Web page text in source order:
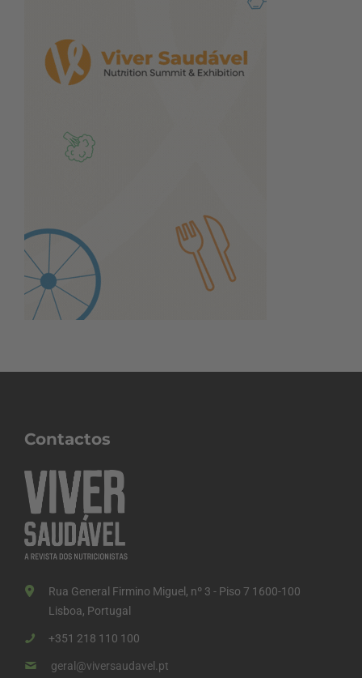
Contactos
Rua General Firmino Miguel, nº 3 - Piso 7 1600-100
Lisboa, Portugal
+351 218 110 100
geral@viversaudavel.pt